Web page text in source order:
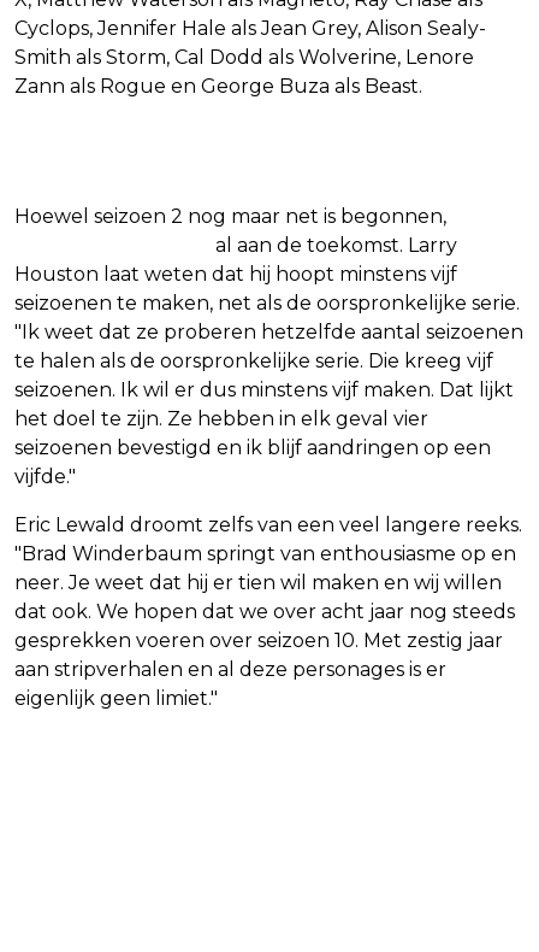
Cyclops, Jennifer Hale als Jean Grey, Alison Sealy-
Smith als Storm, Cal Dodd als Wolverine, Lenore
Zann als Rogue en George Buza als Beast.
Hoewel seizoen 2 nog maar net is begonnen,
al aan de toekomst. Larry
Houston laat weten dat hij hoopt minstens vijf
seizoenen te maken, net als de oorspronkelijke serie.
"Ik weet dat ze proberen hetzelfde aantal seizoenen
te halen als de oorspronkelijke serie. Die kreeg vijf
seizoenen. Ik wil er dus minstens vijf maken. Dat lijkt
het doel te zijn. Ze hebben in elk geval vier
seizoenen bevestigd en ik blijf aandringen op een
vijfde."
Eric Lewald droomt zelfs van een veel langere reeks.
"Brad Winderbaum springt van enthousiasme op en
neer. Je weet dat hij er tien wil maken en wij willen
dat ook. We hopen dat we over acht jaar nog steeds
gesprekken voeren over seizoen 10. Met zestig jaar
aan stripverhalen en al deze personages is er
eigenlijk geen limiet."